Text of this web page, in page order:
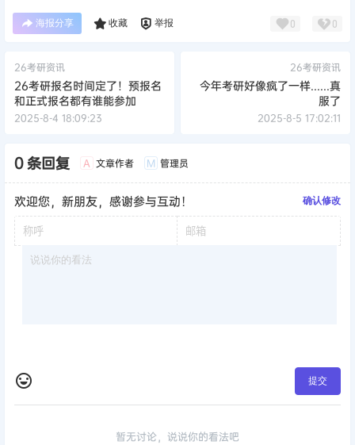
海报分享 收藏 举报 0 0
26考研资讯
26考研报名时间定了！预报名
和正式报名都有谁能参加
2025-8-4 18:09:23
26考研资讯
今年考研好像疯了一样......真
服了
2025-8-5 17:02:11
0 条回复 A 文章作者 M 管理员
欢迎您，新朋友，感谢参与互动！ 确认修改
提交
暂无讨论，说说你的看法吧